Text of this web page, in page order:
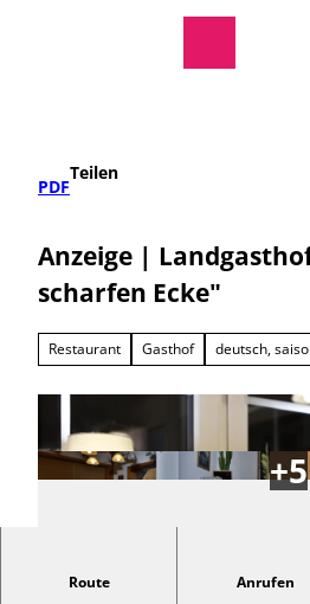
PDF
Teilen
Anzeige |
scharfen Ecke"
Restaurant Gasthof deutsch,
Route Anrufen
Unser privat geführter 3 Sterne